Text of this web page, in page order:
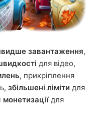
завантаження,
для відео,
, прикріплення
збільшені ліміти для
монетизаціїдля